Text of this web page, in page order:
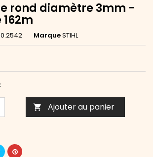
rond diamètre 3mm -
MarqueSTIHL
 Ajouter au panier